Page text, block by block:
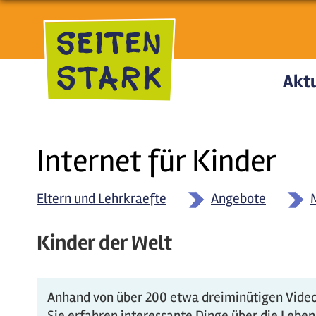
Direkt zum Inhalt
Internet für Kinder
Eltern und Lehrkraefte Angebote
Kinder der Welt
Anhand von über 200 etwa dreiminütigen